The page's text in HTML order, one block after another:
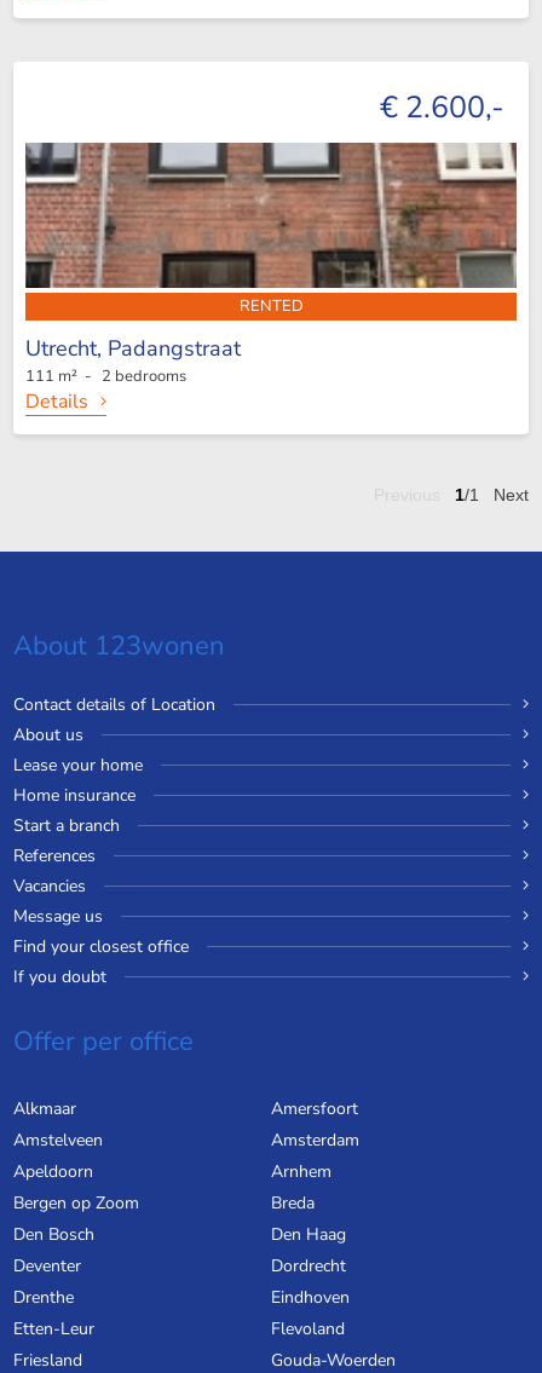
€ 2.600,-
RENTED
Utrecht, Padangstraat
111 m² - 2 bedrooms
Details
1/1 Next
About 123wonen
Contact details of Location
About us
Lease your home
Home insurance
Start a branch
References
Vacancies
Message us
Find your closest office
If you doubt
Offer per office
Alkmaar
Amersfoort
Amstelveen
Amsterdam
Apeldoorn
Arnhem
Bergen op Zoom
Breda
Den Bosch
Den Haag
Deventer
Dordrecht
Drenthe
Eindhoven
Etten-Leur
Flevoland
Friesland
Gouda-Woerden